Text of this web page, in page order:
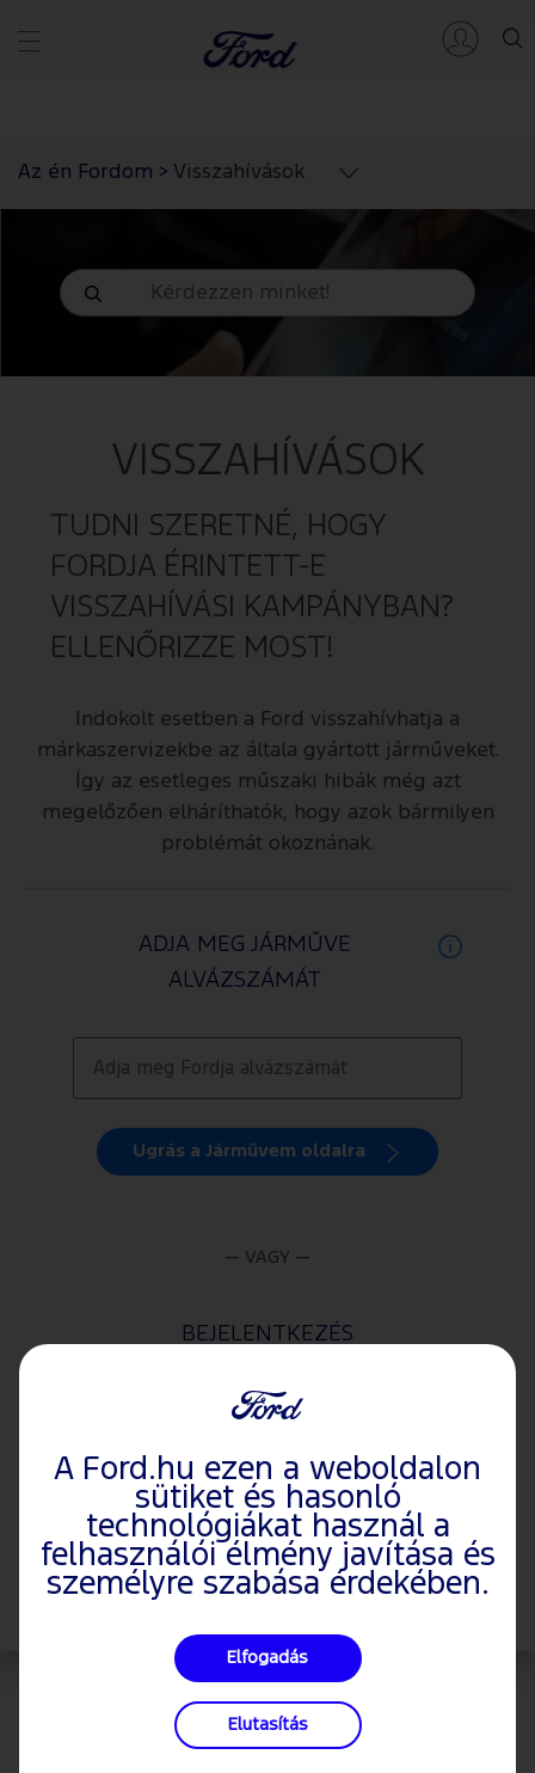
Az én Fordom > Visszahívások
VISSZAHÍVÁSOK
TUDNI SZERETNÉ, HOGY
FORDJA ÉRINTETT-E
VISSZAHÍVÁSI KAMPÁNYBAN?
ELLENŐRIZZE MOST!
Indokolt esetben a Ford visszahívhatja a
márkaszervizekbe az általa gyártott járműveket.
Így az esetleges műszaki hibák még azt
megelőzően elháríthatók, hogy azok bármilyen
problémát okoznának.
ADJA MEG JÁRMŰVE
ALVÁZSZÁMÁT
Ugrás a Járművem oldalra
— VAGY —
BEJELENTKEZÉS
Ford Fiókjában minden járműve adatait egy helyen, a
„Garázsban” tekintheti meg. Jelentkezzen be Ford Fiókjába.
SZÜKSÉGES IDŐPONTOT
FOGLALNOM A
A Ford.hu ezen a weboldalon
sütiket és hasonló
technológiákat használ a
felhasználói élmény javítása és
személyre szabása érdekében.
Elfogadás
Elutasítás